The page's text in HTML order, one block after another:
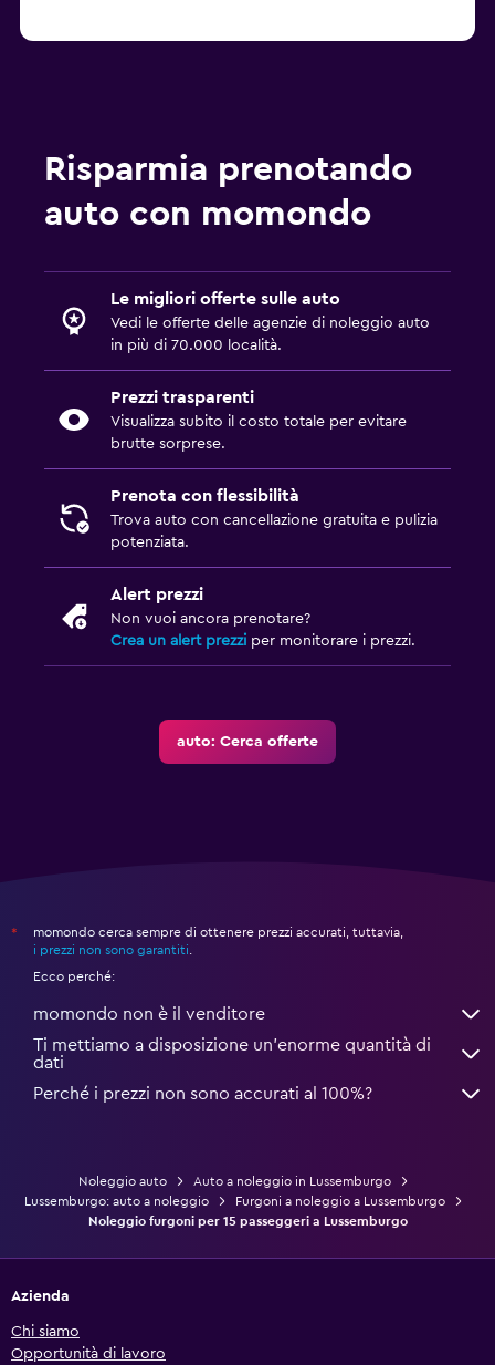
Risparmia prenotando
auto con momondo
Le migliori offerte sulle auto
Vedi le offerte delle agenzie di noleggio auto
in più di 70.000 località.
Prezzi trasparenti
Visualizza subito il costo totale per evitare
brutte sorprese.
Prenota con flessibilità
Trova auto con cancellazione gratuita e pulizia
potenziata.
Alert prezzi
Non vuoi ancora prenotare?
Crea un alert prezzi per monitorare i prezzi.
auto: Cerca offerte
*
momondo cerca sempre di ottenere prezzi accurati, tuttavia,
i prezzi non sono garantiti.
Ecco perché:
momondo non è il venditore
Ti mettiamo a disposizione un’enorme quantità di
dati
Perché i prezzi non sono accurati al 100%?
Noleggio auto
Auto a noleggio in Lussemburgo
Lussemburgo: auto a noleggio
Furgoni a noleggio a Lussemburgo
Noleggio furgoni per 15 passeggeri a Lussemburgo
Azienda
Chi siamo
Opportunità di lavoro